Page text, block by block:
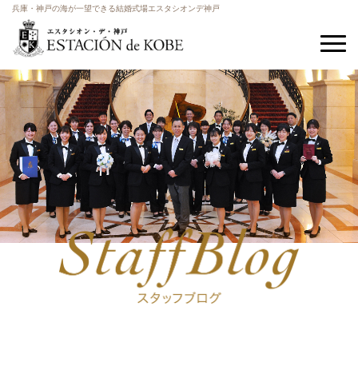
兵庫・神戸の海が一望できる結婚式場エスタシオンデ神戸